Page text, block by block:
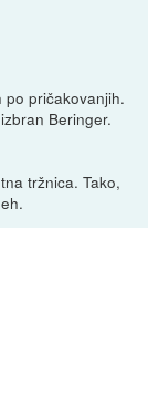
po pričakovanjih.
Beringer.
tržnica. Tako,